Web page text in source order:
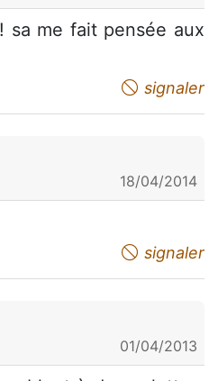
sa me fait pensée aux
appreciate signaler
18/04/2014
appreciate signaler
01/04/2013